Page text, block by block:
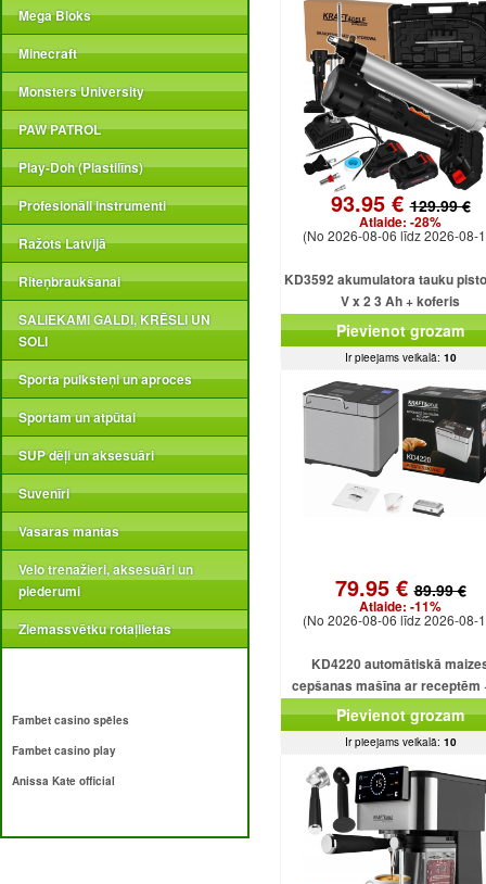
Mega Bloks
Minecraft
Monsters University
PAW PATROL
Play-Doh (Plastilīns)
Profesionāli instrumenti
Ražots Latvijā
Riteņbraukšanai
SALIEKAMI GALDI, KRĒSLI UN
SOLI
Sporta pulksteņi un aproces
Sportam un atpūtai
SUP dēļi un aksesuāri
Suvenīri
Vasaras mantas
Velo trenažieri, aksesuāri un
piederumi
Ziemassvētku rotaļlietas
Fambet casino spēles
Fambet casino play
Anissa Kate official
93.95 €129.99 €
Atlaide: -28%
(No 2026-08-06 līdz 2026-08-
KD3592 akumulatora tauku
V x 2 3 Ah + koferis
Pievienot grozam
Ir pieejams veikalā: 10
79.95 €89.99 €
Atlaide: -11%
(No 2026-08-06 līdz 2026-08-
KD4220 automātiskā
cepšanas mašīna ar receptēm
programmām + saldējumu
Pievienot grozam
Ir pieejams veikalā: 10